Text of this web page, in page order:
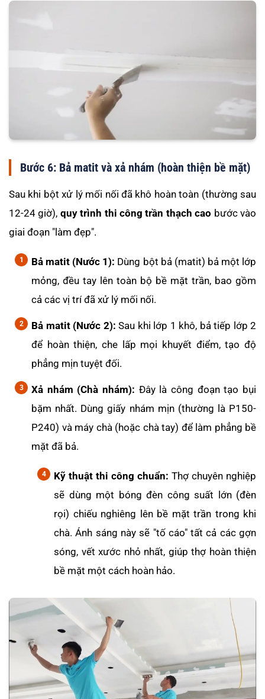
Bước 6: Bả matit và xả nhám (hoàn thiện bề mặt)
Sau khi bột xử lý mối nối đã khô hoàn toàn (thường sau
12-24 giờ), quy trình thi công trần thạch cao bước vào
giai đoạn "làm đẹp".
Bả matit (Nước 1): Dùng bột bả (matit) bả một lớp
mỏng, đều tay lên toàn bộ bề mặt trần, bao gồm
cả các vị trí đã xử lý mối nối.
Bả matit (Nước 2): Sau khi lớp 1 khô, bả tiếp lớp 2
để hoàn thiện, che lấp mọi khuyết điểm, tạo độ
phẳng mịn tuyệt đối.
Xả nhám (Chà nhám): Đây là công đoạn tạo bụi
bặm nhất. Dùng giấy nhám mịn (thường là P150-
P240) và máy chà (hoặc chà tay) để làm phẳng bề
mặt đã bả.
Kỹ thuật thi công chuẩn: Thợ chuyên nghiệp
sẽ dùng một bóng đèn công suất lớn (đèn
rọi) chiếu nghiêng lên bề mặt trần trong khi
chà. Ánh sáng này sẽ "tố cáo" tất cả các gợn
sóng, vết xước nhỏ nhất, giúp thợ hoàn thiện
bề mặt một cách hoàn hảo.